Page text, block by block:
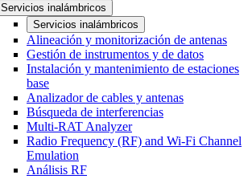
Servicios inalámbricos
Servicios inalámbricos
Alineación y monitorización de antenas
Gestión de instrumentos y de datos
Instalación y mantenimiento de estaciones
base
Analizador de cables y antenas
Búsqueda de interferencias
Multi-RAT Analyzer
Radio Frequency (RF) and Wi-Fi Channel
Emulation
Análisis RF